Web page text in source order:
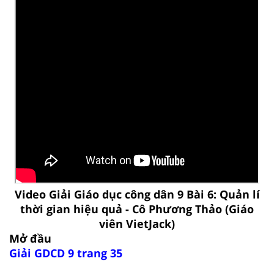
Video Giải Giáo dục công dân 9 Bài 6: Quản lí
thời gian hiệu quả - Cô Phương Thảo (Giáo
viên VietJack)
Mở đầu
Giải GDCD 9 trang 35